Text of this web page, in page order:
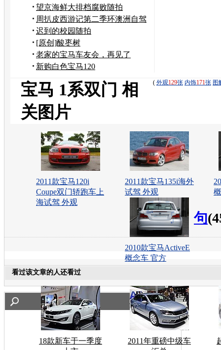
望京海鲜大排档腐败随拍
周扒皮西游记第二季环澳洲自驾
迟到的校园随拍
[原创]酸枣树
老家的宝马车友会，再见了
新购白色宝马120
( 外观129张 内饰171张 图
宝马 1系双门 相
关图片
2011款宝马120i
Coupe双门轿跑车上
海试驾 外观
2011款宝马135i海外
试驾 外观
2010款宝马ActiveE
概念车 官方
句
看过该文章的人还看过
18款新车于一季度
2011年重磅中级车